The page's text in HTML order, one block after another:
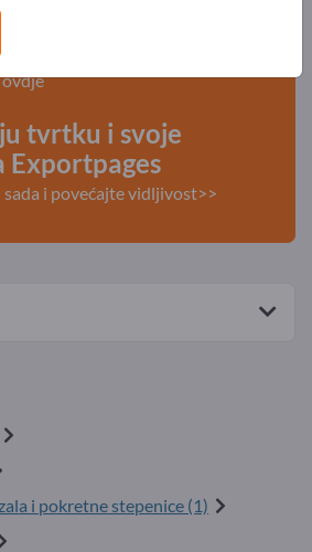
Polovni proizvodi – Poslovni
tvrtku i svoje
Exportpages
i povećajte vidljivost>>
i pokretne stepenice (1)